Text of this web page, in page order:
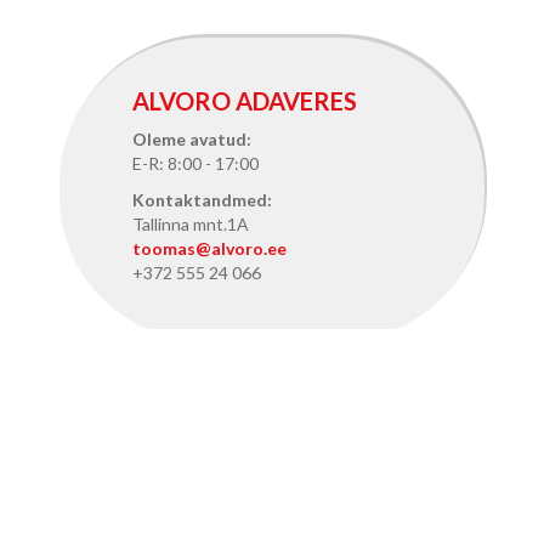
ALVORO ADAVERES
Oleme avatud:
E-R: 8:00 - 17:00
Kontaktandmed:
Tallinna mnt.1A
toomas@alvoro.ee
+372 555 24 066